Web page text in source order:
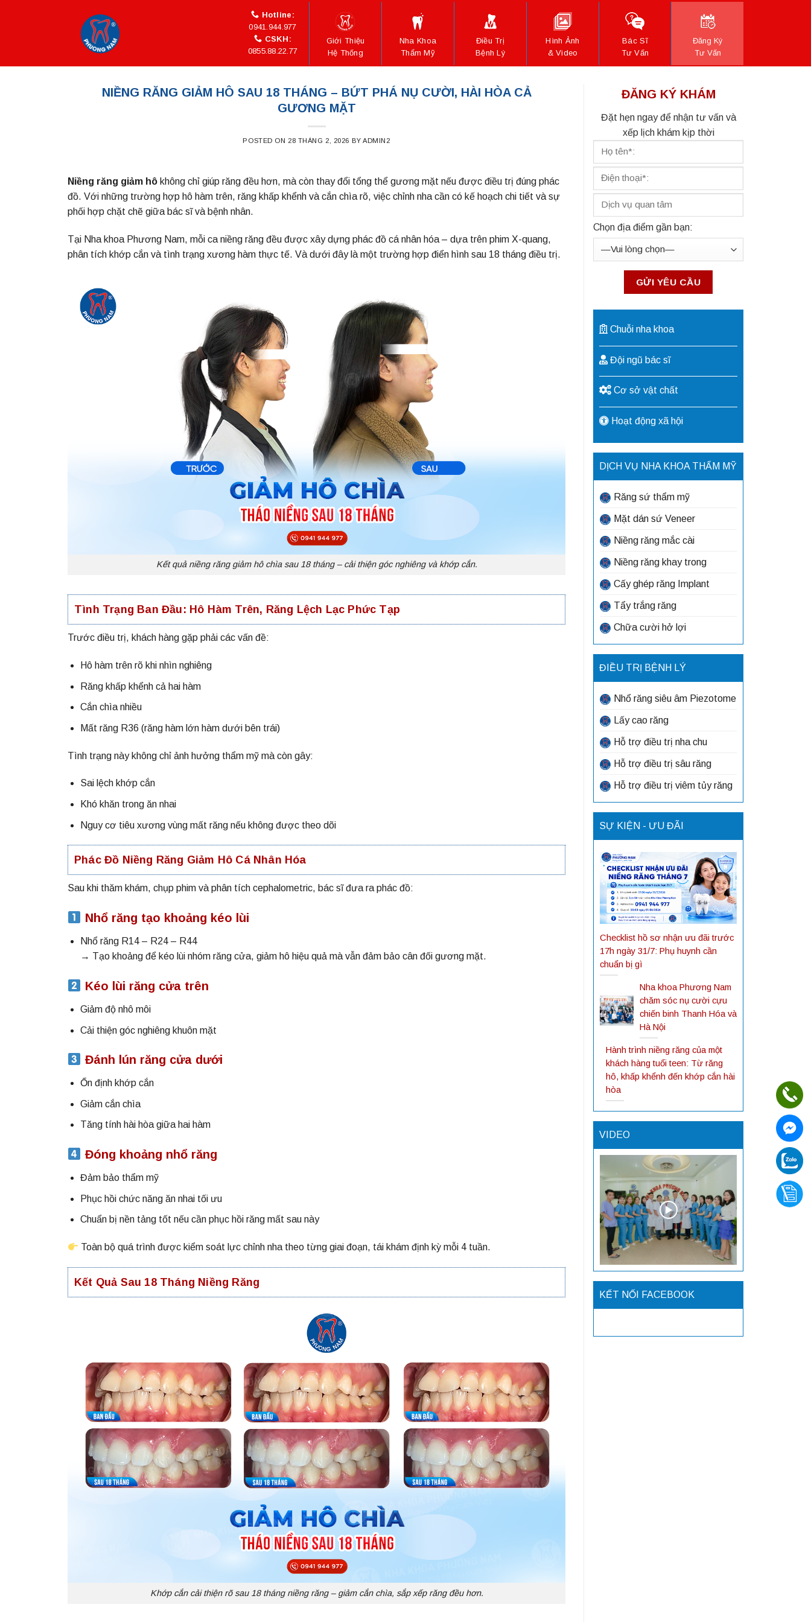
Hotline:
0941.944.977
CSKH:
0855.88.22.77
Giới Thiệu
Hệ Thống
Nha Khoa
Thẩm Mỹ
Điều Trị
Bệnh Lý
Hình Ảnh
& Video
Bác Sĩ
Tư Vấn
Đăng Ký
Tư Vấn
NIỀNG RĂNG GIẢM HÔ SAU 18 THÁNG – BỨT PHÁ NỤ CƯỜI, HÀI HÒA CẢ
GƯƠNG MẶT
POSTED ON 28 THÁNG 2, 2026 BYADMIN2
Niềng răng giảm hô không chỉ giúp răng đều hơn, mà còn thay đổi tổng thể gương mặt nếu được điều trị đúng phác
đồ. Với những trường hợp hô hàm trên, răng khấp khểnh và cắn chìa rõ, việc chỉnh nha cần có kế hoạch chi tiết và sự
phối hợp chặt chẽ giữa bác sĩ và bệnh nhân.
Tại Nha khoa Phương Nam, mỗi ca niềng răng đều được xây dựng phác đồ cá nhân hóa – dựa trên phim X-quang,
phân tích khớp cắn và tình trạng xương hàm thực tế. Và dưới đây là một trường hợp điển hình sau 18 tháng điều trị.
Kết quả niềng răng giảm hô chìa sau 18 tháng – cải thiện góc nghiêng và khớp cắn.
Tình Trạng Ban Đầu: Hô Hàm Trên, Răng Lệch Lạc Phức Tạp
Trước điều trị, khách hàng gặp phải các vấn đề:
Hô hàm trên rõ khi nhìn nghiêng
Răng khấp khểnh cả hai hàm
Cắn chìa nhiều
Mất răng R36 (răng hàm lớn hàm dưới bên trái)
Tình trạng này không chỉ ảnh hưởng thẩm mỹ mà còn gây:
Sai lệch khớp cắn
Khó khăn trong ăn nhai
Nguy cơ tiêu xương vùng mất răng nếu không được theo dõi
Phác Đồ Niềng Răng Giảm Hô Cá Nhân Hóa
Sau khi thăm khám, chụp phim và phân tích cephalometric, bác sĩ đưa ra phác đồ:
Nhổ răng tạo khoảng kéo lùi
Nhổ răng R14 – R24 – R44
→ Tạo khoảng để kéo lùi nhóm răng cửa, giảm hô hiệu quả mà vẫn đảm bảo cân đối gương mặt.
Kéo lùi răng cửa trên
Giảm độ nhô môi
Cải thiện góc nghiêng khuôn mặt
Đánh lún răng cửa dưới
Ổn định khớp cắn
Giảm cắn chìa
Tăng tính hài hòa giữa hai hàm
Đóng khoảng nhổ răng
Đảm bảo thẩm mỹ
Phục hồi chức năng ăn nhai tối ưu
Chuẩn bị nền tảng tốt nếu cần phục hồi răng mất sau này
Toàn bộ quá trình được kiểm soát lực chỉnh nha theo từng giai đoạn, tái khám định kỳ mỗi 4 tuần.
Kết Quả Sau 18 Tháng Niềng Răng
Khớp cắn cải thiện rõ sau 18 tháng niềng răng – giảm cắn chìa, sắp xếp răng đều hơn.
ĐĂNG KÝ KHÁM
Đặt hẹn ngay để nhận tư vấn và
xếp lịch khám kịp thời
Chọn địa điểm gần bạn:
Chuỗi nha khoa
Đội ngũ bác sĩ
Cơ sở vật chất
Hoạt động xã hội
DỊCH VỤ NHA KHOA THẨM MỸ
Răng sứ thẩm mỹ
Mặt dán sứ Veneer
Niềng răng mắc cài
Niềng răng khay trong
Cấy ghép răng Implant
Tẩy trắng răng
Chữa cười hở lợi
ĐIỀU TRỊ BỆNH LÝ
Nhổ răng siêu âm Piezotome
Lấy cao răng
Hỗ trợ điều trị nha chu
Hỗ trợ điều trị sâu răng
Hỗ trợ điều trị viêm tủy răng
SỰ KIỆN - ƯU ĐÃI
Checklist hồ sơ nhận ưu đãi trước
17h ngày 31/7: Phụ huynh cần
chuẩn bị gì
Nha khoa Phương Nam
chăm sóc nụ cười cựu
chiến binh Thanh Hóa và
Hà Nội
Hành trình niềng răng của một
khách hàng tuổi teen: Từ răng
hô, khấp khểnh đến khớp cắn hài
hòa
VIDEO
KẾT NỐI FACEBOOK